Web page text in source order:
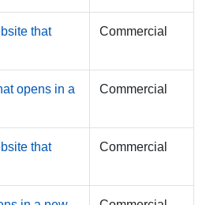
that
Commercial
opens in a
Commercial
that
Commercial